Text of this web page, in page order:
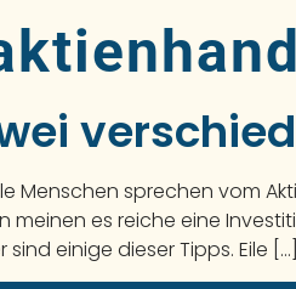
Menschen sprechen vom
meinen es reiche eine
einige dieser Tipps. Eile […]